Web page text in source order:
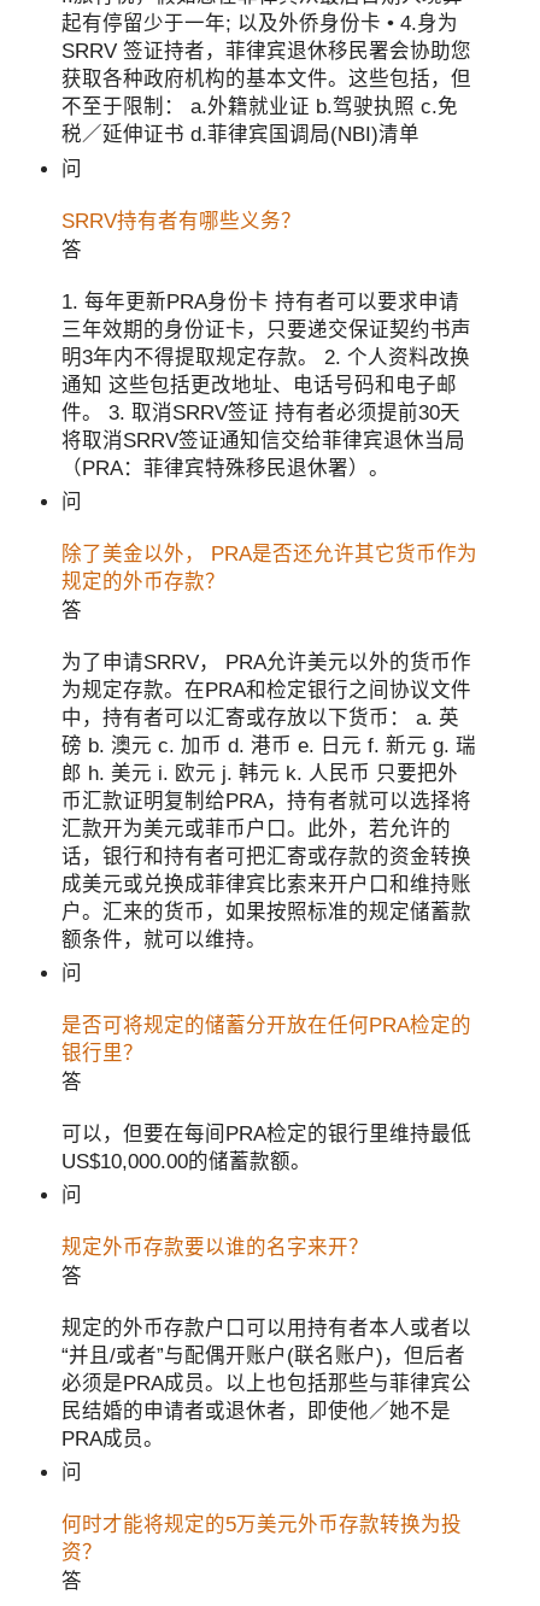
起有停留少于一年; 以及外侨身份卡 • 4.身为
SRRV 签证持者，菲律宾退休移民署会协助您
获取各种政府机构的基本文件。这些包括，但
不至于限制： a.外籍就业证 b.驾驶执照 c.免
税／延伸证书 d.菲律宾国调局(NBI)清单
问
SRRV持有者有哪些义务？
答
1. 每年更新PRA身份卡 持有者可以要求申请
三年效期的身份证卡，只要递交保证契约书声
明3年内不得提取规定存款。 2. 个人资料改换
通知 这些包括更改地址、电话号码和电子邮
件。 3. 取消SRRV签证 持有者必须提前30天
将取消SRRV签证通知信交给菲律宾退休当局
（PRA：菲律宾特殊移民退休署）。
问
除了美金以外， PRA是否还允许其它货币作为
规定的外币存款？
答
为了申请SRRV， PRA允许美元以外的货币作
为规定存款。在PRA和检定银行之间协议文件
中，持有者可以汇寄或存放以下货币： a. 英
磅 b. 澳元 c. 加币 d. 港币 e. 日元 f. 新元 g. 瑞
郎 h. 美元 i. 欧元 j. 韩元 k. 人民币 只要把外
币汇款证明复制给PRA，持有者就可以选择将
汇款开为美元或菲币户口。此外，若允许的
话，银行和持有者可把汇寄或存款的资金转换
成美元或兑换成菲律宾比索来开户口和维持账
户。汇来的货币，如果按照标准的规定储蓄款
额条件，就可以维持。
问
是否可将规定的储蓄分开放在任何PRA检定的
银行里？
答
可以，但要在每间PRA检定的银行里维持最低
US$10,000.00的储蓄款额。
问
规定外币存款要以谁的名字来开？
答
规定的外币存款户口可以用持有者本人或者以
“并且/或者”与配偶开账户(联名账户)，但后者
必须是PRA成员。以上也包括那些与菲律宾公
民结婚的申请者或退休者，即使他／她不是
PRA成员。
问
何时才能将规定的5万美元外币存款转换为投
资？
答